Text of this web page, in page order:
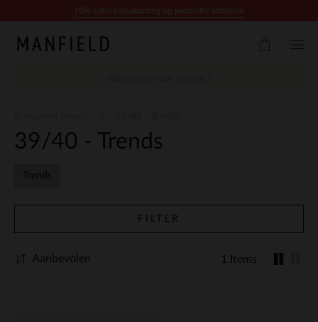
39/40 - Trends
Trends
FILTER
1 Items
Aanbevolen